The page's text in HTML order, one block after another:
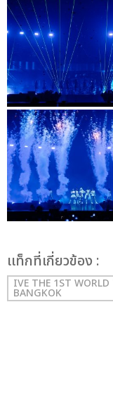
เเท็กที่เกี่ยวข้อง :
IVE THE 1ST
BANGKOK